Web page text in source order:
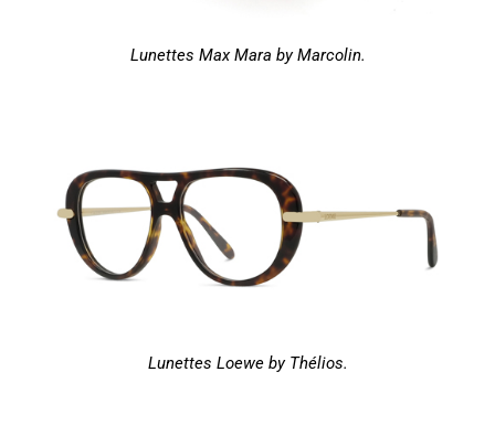
Lunettes Max Mara by Marcolin.
Lunettes Loewe by Thélios.